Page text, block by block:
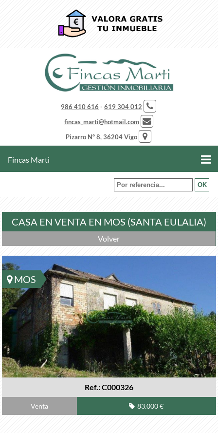
986 410 616 - 619 304 012
fincas_marti@hotmail.com
Pizarro Nº 8, 36204 Vigo
Fincas Marti
CASA EN VENTA EN MOS (SANTA EULALIA)
Volver
MOS
Ref.: C000326
Venta 83.000 €